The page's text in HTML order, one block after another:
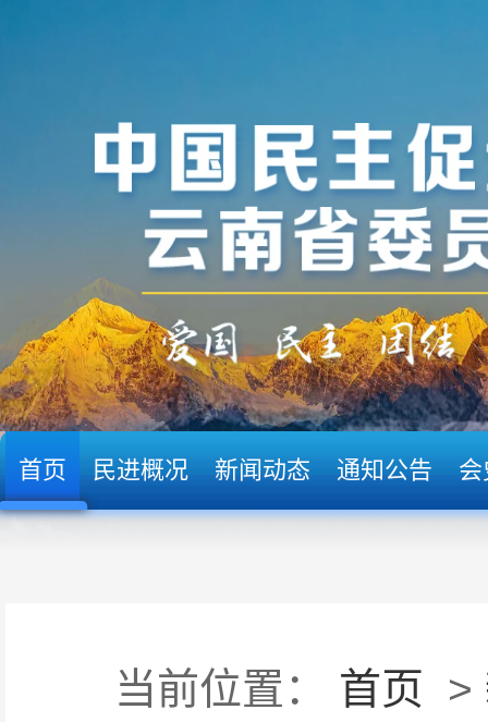
首页 民进概况 新闻动态 通知公告 会
当前位置： 首页 >